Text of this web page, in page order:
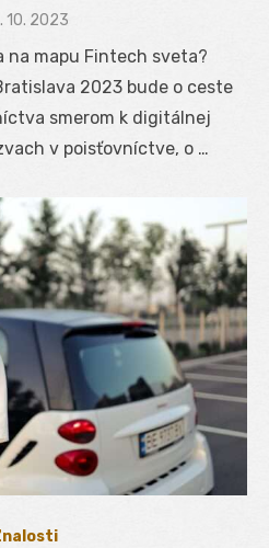
10. 2023
na mapu Fintech sveta?
2023 bude o ceste
smerom k digitálnej
v poisťovníctve, o …